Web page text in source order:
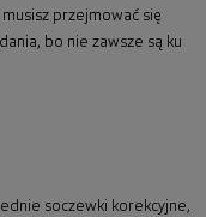
przejmować się
bo nie zawsze są ku
soczewki korekcyjne,